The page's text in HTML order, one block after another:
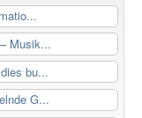
Musik...
bu...
G...